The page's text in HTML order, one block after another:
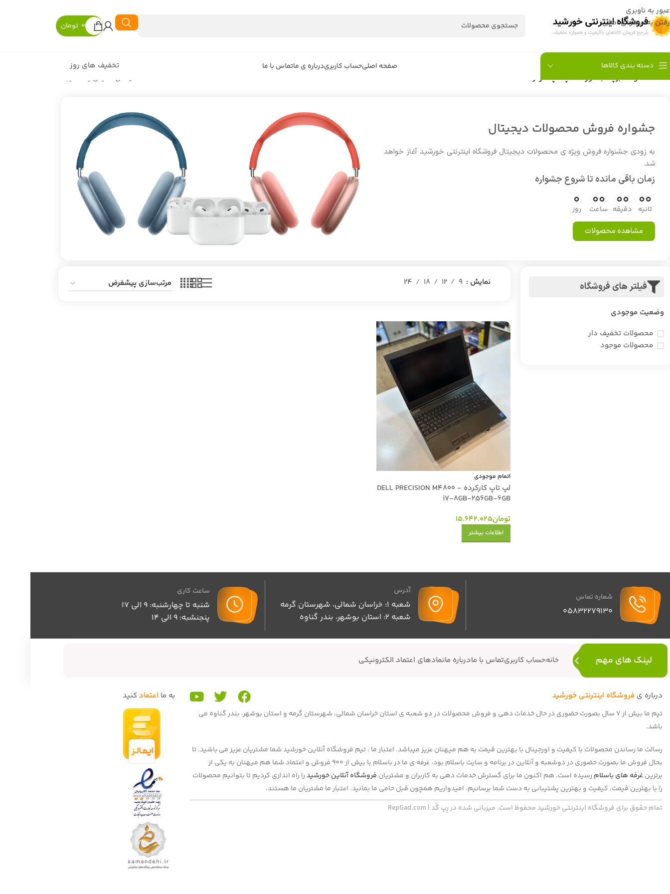
عبور به ناوبری
رفتن به محتوای اصلی
تومان 0
دسته بندی کالاها صفحه اصلیحساب کاربریدرباره ی ماتماس با ما
تخفیف های روز
خانه/محصولات برچسب خورده “لپ تاپ کارکرده DELL PRECISION M4800” در حال نمایش یک نتیجه
جشواره فروش محصولات دیجیتال
به زودی جشنواره فروش ویژه ی محصولات دیجیتال فروشگاه اینترنتی خورشید آغاز خواهد
شد.
زمان باقی مانده تا شروع جشواره
0
روز
00
ساعت
00
دقیقه
00
ثانیه
مشاهده محصولات
فیلتر های فروشگاه
وضعیت موجودی
محصولات تخفیف دار
محصولات موجود
نمایش 9
12
18
24
اتمام موجودی
لپ تاپ کارکرده DELL PRECISION M4800 -
i7-8GB-256GB-6GB
تومان15.642.025
اطلاعات بیشتر
شماره تماس
05832279130
آدرس
شعبه 1: خراسان شمالی، شهرستان گرمه
شعبه 2: استان بوشهر، بندر گناوه
ساعت کاری
شنبه تا چهارشنبه: 9 الی 17
پنجنشبه: 9 الی 14
لینک های مهم خانهحساب کاربریتماس با مادرباره مانمادهای اعتماد الکترونیکی
درباره ی فروشگاه اینترنتی خورشید
تیم ما بیش از 7 سال بصورت حضوری در حال خدمات دهی و فروش محصولات در دو شعبه ی استان خراسان شمالی، شهرستان گرمه و استان بوشهر، بندر گناوه می
باشد.
رسالت ما رساندن محصولات با کیفیت و اورجینال با بهترین قیمت به هم میهنان عزیز میباشد. اعتبار ما ، تیم فروشگاه آنلاین خورشید شما مشتریان عزیز می باشید. تا
بحال فروش ما بصورت حضوری در دوشعبه و آنلاین در برنامه و سایت باسلام بود. غرفه ی ما در باسلام با بیش از 900 فروش و اعتماد شما هم میهنان به یکی از
برترینغرفه های باسلام رسیده است. هم اکنون ما برای گسترش خدمات دهی به کاربران و مشتریان فروشگاه آنلاین خورشیدرا راه اندازی کردیم تا بتوانیم محصولات
را با بهترین قیمت، کیفیت و بهترین پشتیبانی به دست شما برسانیم. امیدواریم همچون قبل حامی ما بمانید. اعتبار ما مشتریان ما هستند.
تمام حقوق برای فروشگاه اینترنتی خورشید محفوظ است. میزبانی شده در رِپ گَد | RepGad.com
به ما اعتمادکنید